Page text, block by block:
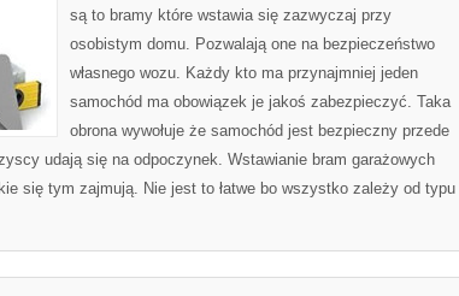
SPOTKAĆ
Z
SZCZEGÓŁAMI
STROJNYMI
DLA
OKIEN
są to bramy które wstawia się zazwyczaj przy
osobistym domu. Pozwalają one na bezpieczeństwo
własnego wozu. Każdy kto ma przynajmniej jeden
samochód ma obowiązek je jakoś zabezpieczyć. Taka
obrona wywołuje że samochód jest bezpieczny przede
udają się na odpoczynek. Wstawianie bram garażowych
się tym zajmują. Nie jest to łatwe bo wszystko zależy od typu